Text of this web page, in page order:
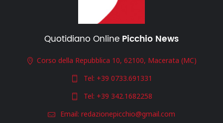
Quotidiano Online Picchio News
Corso della Repubblica 10, 62100, Macerata (MC)
Tel: +39 0733.691331
Tel: +39 342.1682258
Email: redazionepicchio@gmail.com